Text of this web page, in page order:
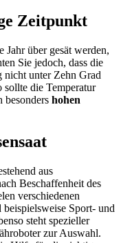
Zeitpunkt
Jahr über gesät werden,
Sie jedoch, dass die
unter Zehn Grad
die Temperatur
besonders hohen
aus
Beschaffenheit des
verschiedenen
beispielsweise Sport- und
steht spezieller
zur Auswahl.